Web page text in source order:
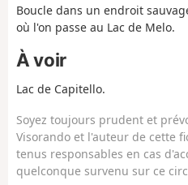
Boucle dans un endroit
où l'on passe au Lac de Melo.
À voir
Lac de Capitello.
Soyez toujours prudent et
Visorando et l'auteur de cette
tenus responsables en cas
quelconque survenu sur ce